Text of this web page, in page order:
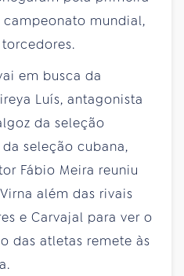
mundial,
em busca da
Luís, antagonista
da seleção
seleção cubana,
Fábio Meira reuniu
além das rivais
e Carvajal para ver o
das atletas remete às